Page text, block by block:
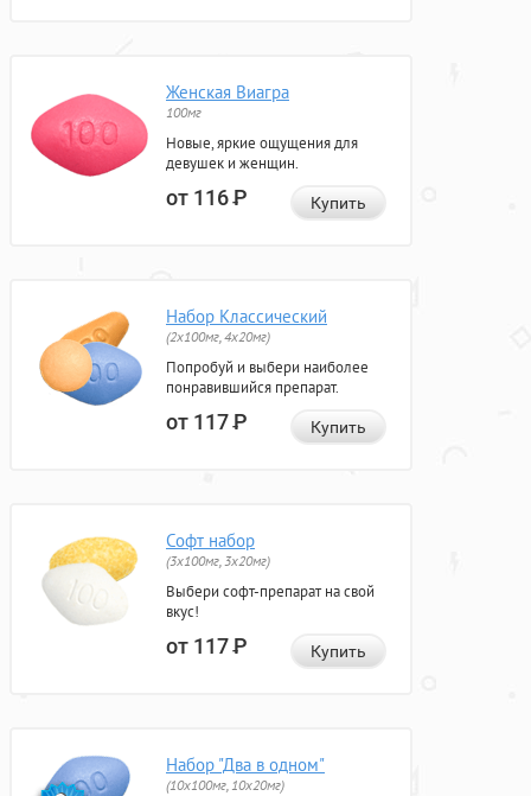
Женская Виагра
100мг
Новые, яркие ощущения для
девушек и женщин.
от 116Р Купить
Набор Классический
(2x100мг, 4x20мг)
Попробуй и выбери наиболее
понравившийся препарат.
от 117Р Купить
Софт набор
(3x100мг, 3x20мг)
Выбери софт-препарат на свой
вкус!
от 117Р Купить
Набор "Два в одном"
(10x100мг, 10x20мг)